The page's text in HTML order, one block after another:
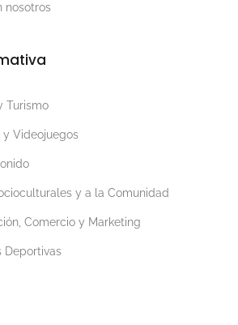
nosotros
Turismo
y Videojuegos
y a la Comunidad
Comercio y Marketing
Deportivas